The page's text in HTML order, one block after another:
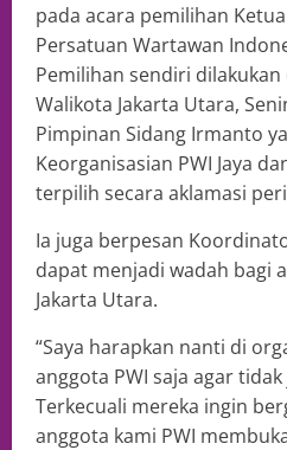
pada acara pemilihan
Persatuan Wartawan
Pemilihan sendiri
Walikota Jakarta Utara,
Pimpinan Sidang Irmanto
Keorganisasian PWI Jaya
terpilih secara aklamasi
Ia juga berpesan
dapat menjadi wadah bagi
Jakarta Utara.
“Saya harapkan nanti di
anggota PWI saja agar
Terkecuali mereka ingin
anggota kami PWI